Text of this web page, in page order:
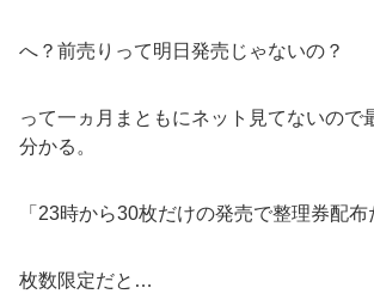
へ？前売りって明日発売じゃないの？
って一ヵ月まともにネット見てないので
分かる。
「23時から30枚だけの発売で整理券配布
枚数限定だと…